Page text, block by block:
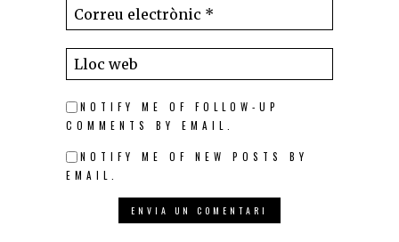
NOTIFY ME OF FOLLOW-UP
COMMENTS BY EMAIL.
NOTIFY ME OF NEW POSTS BY
EMAIL.